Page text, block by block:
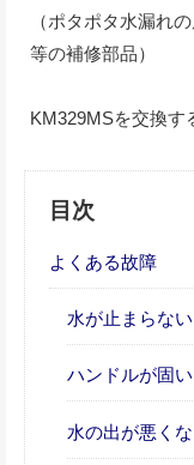
（ポタポタ水漏れ
等の補修部品）
KM329MSを交換す
目次
よくある故障
水が止まらな
ハンドルが固い
水の出が悪く